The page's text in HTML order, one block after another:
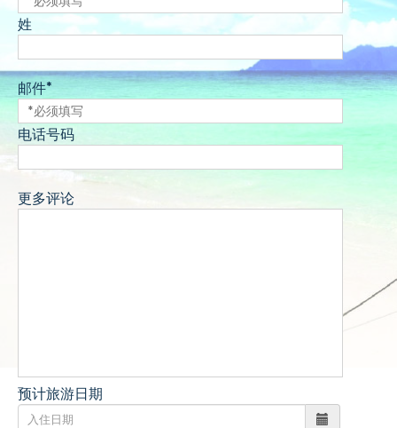
姓
邮件*
电话号码
更多评论
预计旅游日期